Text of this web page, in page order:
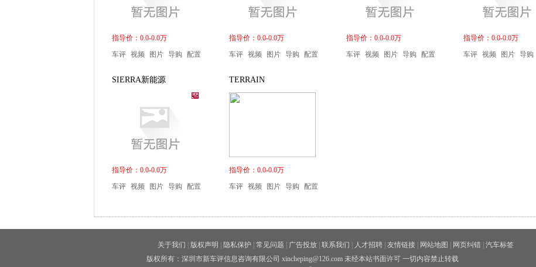
指导价：0.0-0.0万
车评 视频 图片 导购 配置
指导价：0.0-0.0万
车评 视频 图片 导购 配置
指导价：0.0-0.0万
车评 视频 图片 导购 配置
指导价：0.0-0.0万
车评 视频 图片 导购
SIERRA新能源
指导价：0.0-0.0万
车评 视频 图片 导购 配置
TERRAIN
指导价：0.0-0.0万
车评 视频 图片 导购 配置
关于我们 版权声明 隐私保护 常见问题 广告投放 联系我们 人才招聘 友情链接 网站地图 网页纠错
汽车标签
版权所有：深圳市新车评信息咨询有限公司 xincheping@126.com 未经本站书面许可 一切内容禁止转载